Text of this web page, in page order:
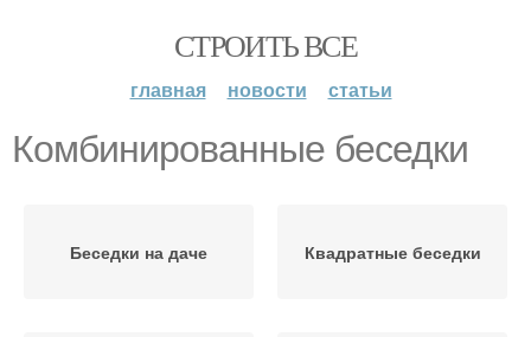
СТРОИТЬ ВСЕ
главная новости статьи
Комбинированные беседки
Беседки на даче Квадратные беседки